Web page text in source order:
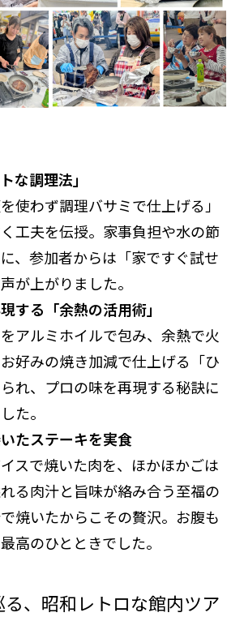
な調理法」
使わず調理バサミで仕上げる」
工夫を伝授。家事負担や水の節
、参加者からは「家ですぐ試せ
が上がりました。
する「余熱の活用術」
アルミホイルで包み、余熱で火
好みの焼き加減で仕上げる「ひ
れ、プロの味を再現する秘訣に
た。
たステーキを実食
スで焼いた肉を、ほかほかごは
る肉汁と旨味が絡み合う至福の
焼いたからこその贅沢。お腹も
高のひとときでした。
、昭和レトロな館内ツア